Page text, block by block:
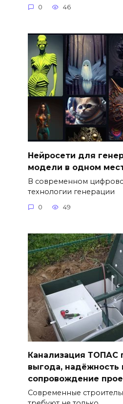
0 46
Нейросети для
модели в одном
В современном
технологии генерации
0 49
Канализация ТОПАС
выгода, надёжность
сопровождение
Современные